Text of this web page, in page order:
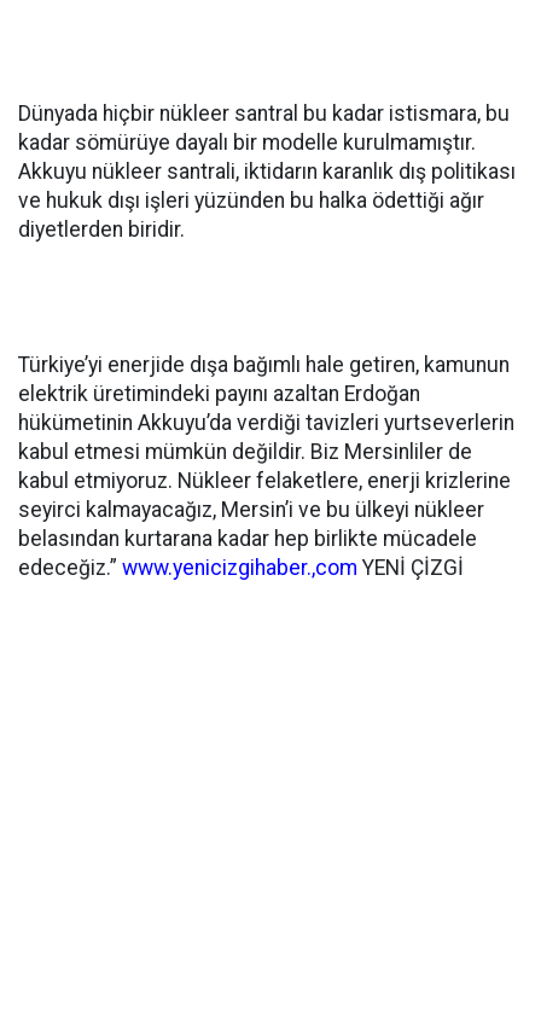
Dünyada hiçbir nükleer santral bu kadar istismara, bu
kadar sömürüye dayalı bir modelle kurulmamıştır.
Akkuyu nükleer santrali, iktidarın karanlık dış politikası
ve hukuk dışı işleri yüzünden bu halka ödettiği ağır
diyetlerden biridir.
Türkiye’yi enerjide dışa bağımlı hale getiren, kamunun
elektrik üretimindeki payını azaltan Erdoğan
hükümetinin Akkuyu’da verdiği tavizleri yurtseverlerin
kabul etmesi mümkün değildir. Biz Mersinliler de
kabul etmiyoruz. Nükleer felaketlere, enerji krizlerine
seyirci kalmayacağız, Mersin’i ve bu ülkeyi nükleer
belasından kurtarana kadar hep birlikte mücadele
edeceğiz.” www.yenicizgihaber.,com YENİ ÇİZGİ